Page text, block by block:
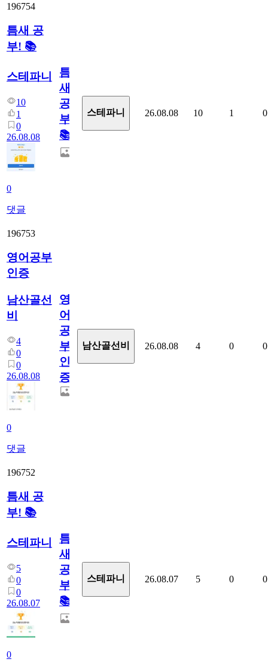
196754
틈새 공
부! 📚
스테파니
10
1
0
26.08.08
0
댓글
틈
새
공
부!
📚
스테파니 26.08.08 10 1 0
196753
영어공부
인증
남산골선
비
4
0
0
26.08.08
0
댓글
영
어
공
부
인
증
남산골선비 26.08.08 4 0 0
196752
틈새 공
부! 📚
스테파니
5
0
0
26.08.07
0
틈
새
공
부!
📚
스테파니 26.08.07 5 0 0